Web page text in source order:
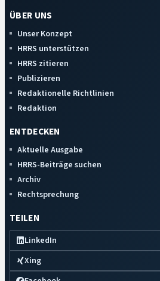
ÜBER UNS
Unser Konzept
HRRS unterstützen
HRRS zitieren
Publizieren
Redaktionelle Richtlinien
Redaktion
ENTDECKEN
Aktuelle Ausgabe
HRRS-Beiträge suchen
Archiv
Rechtsprechung
TEILEN
LinkedIn
Xing